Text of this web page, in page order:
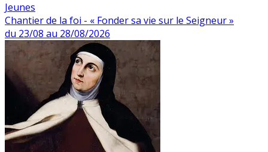
Jeunes
Chantier de la foi - « Fonder sa vie sur le Seigneur »
du 23/08 au 28/08/2026